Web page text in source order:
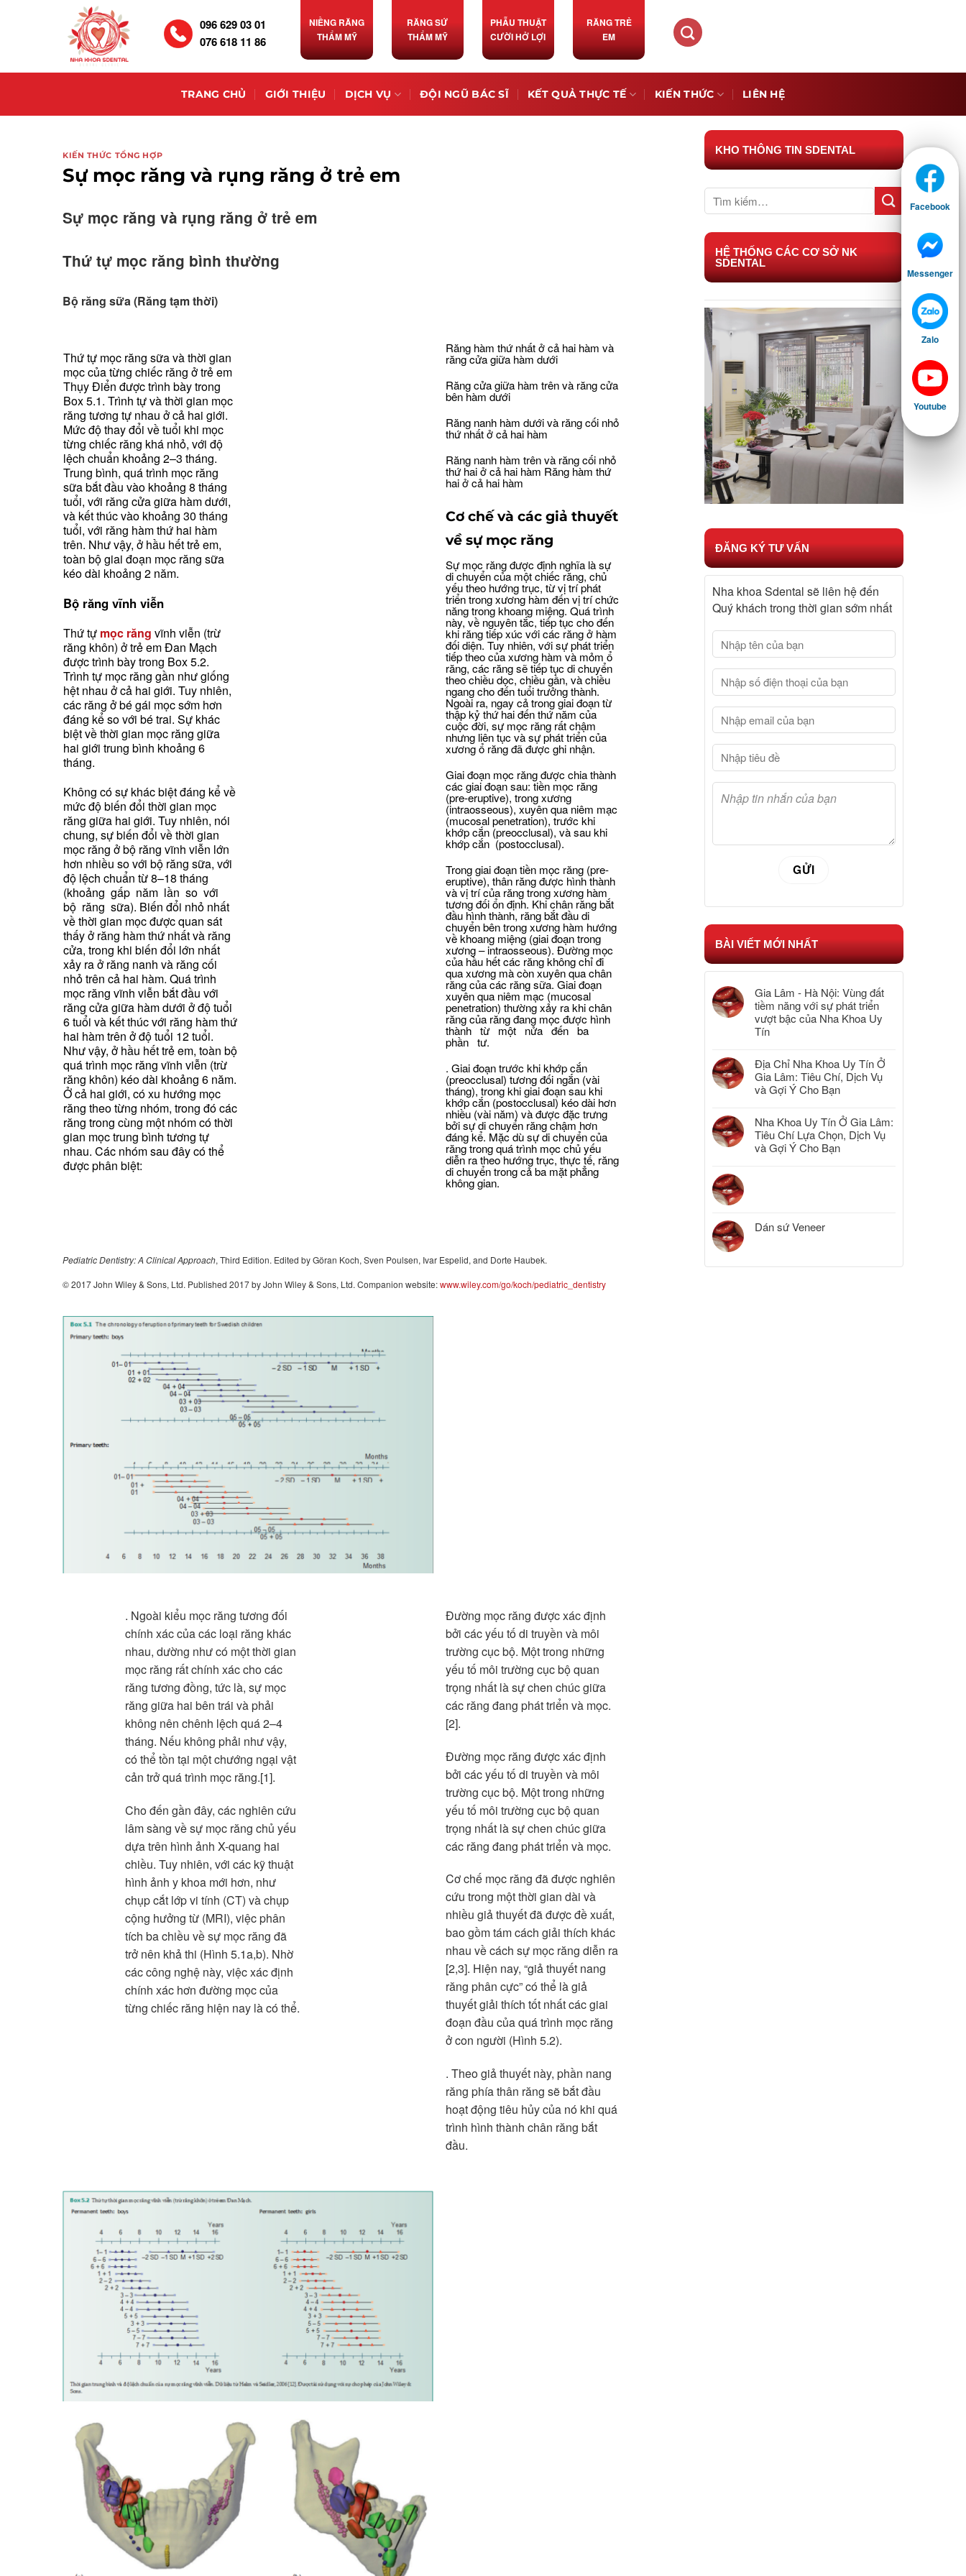
096 629 03 01
076 618 11 86
NIỀNG RĂNG
THẨM MỸ
RĂNG SỨ
THẨM MỸ
PHẪU THUẬT
CƯỜI HỞ LỢI
RĂNG TRẺ
EM
TRANG CHỦ GIỚI THIỆU DỊCH VỤ ĐỘI NGŨ BÁC SĨ KẾT QUẢ THỰC TẾ KIẾN THỨC LIÊN HỆ
KIẾN THỨC TỔNG HỢP
Sự mọc răng và rụng răng ở trẻ em
Sự mọc răng và rụng răng ở trẻ em
Thứ tự mọc răng bình thường
Bộ răng sữa(Răng tạmthời)
Thứ tự mọc răng sữa và thời gian
mọc của từng chiếc răng ở trẻ em
Thụy Điển được trình bày trong
Box 5.1. Trình tự và thời gian mọc
răng tương tự nhau ở cả hai giới.
Mức độ thay đổi về tuổi khi mọc
từng chiếc răng khá nhỏ, với độ
lệch chuẩn khoảng 2–3 tháng.
Trung bình, quá trình mọc răng
sữa bắt đầu vào khoảng 8 tháng
tuổi, với răng cửa giữa hàm dưới,
và kết thúc vào khoảng 30 tháng
tuổi, với răng hàm thứ hai hàm
trên. Như vậy, ở hầu hết trẻ em,
toàn bộ giai đoạn mọc răng sữa
kéo dài khoảng 2 năm.
Bộ răng vĩnh viễn
Thứ tự mọc răng vĩnh viễn (trừ
răng khôn) ở trẻ em Đan Mạch
được trình bày trong Box 5.2.
Trình tự mọc răng gần như giống
hệt nhau ở cả hai giới. Tuy nhiên,
các răng ở bé gái mọc sớm hơn
đáng kể so với bé trai. Sự khác
biệt về thời gian mọc răng giữa
hai giới trung bình khoảng 6
tháng.
Không có sự khác biệt đáng kể về
mức độ biến đổi thời gian mọc
răng giữa hai giới. Tuy nhiên, nói
chung, sự biến đổi về thời gian
mọc răng ở bộ răng vĩnh viễn lớn
hơn nhiều so với bộ răng sữa, với
độ lệch chuẩn từ 8–18 tháng
(khoảng gấp năm lần so với
bộ răng sữa). Biến đổi nhỏ nhất
về thời gian mọc được quan sát
thấy ở răng hàm thứ nhất và răng
cửa, trong khi biến đổi lớn nhất
xảy ra ở răng nanh và răng cối
nhỏ trên cả hai hàm. Quá trình
mọc răng vĩnh viễn bắt đầu với
răng cửa giữa hàm dưới ở độ tuổi
6 tuổi và kết thúc với răng hàm thứ
hai hàm trên ở độ tuổi 12 tuổi.
Như vậy, ở hầu hết trẻ em, toàn bộ
quá trình mọc răng vĩnh viễn (trừ
răng khôn) kéo dài khoảng 6 năm.
Ở cả hai giới, có xu hướng mọc
răng theo từng nhóm, trong đó các
răng trong cùng một nhóm có thời
gian mọc trung bình tương tự
nhau. Các nhóm sau đây có thể
được phân biệt:
Răng hàm thứ nhất ở cả hai hàm và
răng cửa giữa hàm dưới
Răng cửa giữa hàm trên và răng cửa
bên hàm dưới
Răng nanh hàm dưới và răng cối nhỏ
thứ nhất ở cả hai hàm
Răng nanh hàm trên và răng cối nhỏ
thứ hai ở cả hai hàm Răng hàm thứ
hai ở cả hai hàm
Cơ chế và các giả thuyết
về sự mọc răng
Sự mọc răng được định nghĩa là sự
di chuyển của một chiếc răng, chủ
yếu theo hướng trục, từ vị trí phát
triển trong xương hàm đến vị trí chức
năng trong khoang miệng. Quá trình
này, về nguyên tắc, tiếp tục cho đến
khi răng tiếp xúc với các răng ở hàm
đối diện. Tuy nhiên, với sự phát triển
tiếp theo của xương hàm và mỏm ổ
răng, các răng sẽ tiếp tục di chuyển
theo chiều dọc, chiều gần, và chiều
ngang cho đến tuổi trưởng thành.
Ngoài ra, ngay cả trong giai đoạn từ
thập kỷ thứ hai đến thứ năm của
cuộc đời, sự mọc răng rất chậm
nhưng liên tục và sự phát triển của
xương ổ răng đã được ghi nhận.
Giai đoạn mọc răng được chia thành
các giai đoạn sau: tiền mọc răng
(pre-eruptive), trong xương
(intraosseous), xuyên qua niêm mạc
(mucosal penetration), trước khi
khớp cắn (preocclusal), và sau khi
khớp cắn (postocclusal).
Trong giai đoạn tiền mọc răng (pre-
eruptive), thân răng được hình thành
và vị trí của răng trong xương hàm
tương đối ổn định. Khi chân răng bắt
đầu hình thành, răng bắt đầu di
chuyển bên trong xương hàm hướng
về khoang miệng (giai đoạn trong
xương – intraosseous). Đường mọc
của hầu hết các răng không chỉ đi
qua xương mà còn xuyên qua chân
răng của các răng sữa. Giai đoạn
xuyên qua niêm mạc (mucosal
penetration) thường xảy ra khi chân
răng của răng đang mọc được hình
thành từ một nửa đến ba
phần tư.
. Giai đoạn trước khi khớp cắn
(preocclusal) tương đối ngắn (vài
tháng), trong khi giai đoạn sau khi
khớp cắn (postocclusal) kéo dài hơn
nhiều (vài năm) và được đặc trưng
bởi sự di chuyển răng chậm hơn
đáng kể. Mặc dù sự di chuyển của
răng trong quá trình mọc chủ yếu
diễn ra theo hướng trục, thực tế, răng
di chuyển trong cả ba mặt phẳng
không gian.
PediatricDentistry: A Clinical Approach, Third Edition. Edited by Göran Koch, Sven Poulsen, Ivar Espelid, and Dorte Haubek.
© 2017 John Wiley & Sons, Ltd. Published 2017 by John Wiley & Sons, Ltd. Companion website:www.wiley.com/go/koch/pediatric_dentistry
. Ngoài kiểu mọc răng tương đối
chính xác của các loại răng khác
nhau, dường như có một thời gian
mọc răng rất chính xác cho các
răng tương đồng, tức là, sự mọc
răng giữa hai bên trái và phải
không nên chênh lệch quá 2–4
tháng. Nếu không phải như vậy,
có thể tồn tại một chướng ngại vật
cản trở quá trình mọc răng.[1].
Cho đến gần đây, các nghiên cứu
lâm sàng về sự mọc răng chủ yếu
dựa trên hình ảnh X-quang hai
chiều. Tuy nhiên, với các kỹ thuật
hình ảnh y khoa mới hơn, như
chụp cắt lớp vi tính (CT) và chụp
cộng hưởng từ (MRI), việc phân
tích ba chiều về sự mọc răng đã
trở nên khả thi (Hình 5.1a,b). Nhờ
các công nghệ này, việc xác định
chính xác hơn đường mọc của
từng chiếc răng hiện nay là có thể.
Đường mọc răng được xác định
bởi các yếu tố di truyền và môi
trường cục bộ. Một trong những
yếu tố môi trường cục bộ quan
trọng nhất là sự chen chúc giữa
các răng đang phát triển và mọc.
[2].
Đường mọc răng được xác định
bởi các yếu tố di truyền và môi
trường cục bộ. Một trong những
yếu tố môi trường cục bộ quan
trọng nhất là sự chen chúc giữa
các răng đang phát triển và mọc.
Cơ chế mọc răng đã được nghiên
cứu trong một thời gian dài và
nhiều giả thuyết đã được đề xuất,
bao gồm tám cách giải thích khác
nhau về cách sự mọc răng diễn ra
[2,3]. Hiện nay, “giả thuyết nang
răng phân cực” có thể là giả
thuyết giải thích tốt nhất các giai
đoạn đầu của quá trình mọc răng
ở con người (Hình 5.2).
. Theo giả thuyết này, phần nang
răng phía thân răng sẽ bắt đầu
hoạt động tiêu hủy của nó khi quá
trình hình thành chân răng bắt
đầu.
KHO THÔNG TIN SDENTAL
HỆ THỐNG CÁC CƠ SỞ NK
SDENTAL
ĐĂNG KÝ TƯ VẤN
Nha khoa Sdental sẽ liên hệ đến
Quý khách trong thời gian sớm nhất
BÀI VIẾT MỚI NHẤT
Gia Lâm - Hà Nội: Vùng đất
tiềm năng với sự phát triển
vượt bậc của Nha Khoa Uy
Tín
Địa Chỉ Nha Khoa Uy Tín Ở
Gia Lâm: Tiêu Chí, Dịch Vụ
và Gợi Ý Cho Bạn
Nha Khoa Uy Tín Ở Gia Lâm:
Tiêu Chí Lựa Chọn, Dịch Vụ
và Gợi Ý Cho Bạn
Dán sứ Veneer
Facebook
Messenger
Zalo
Youtube